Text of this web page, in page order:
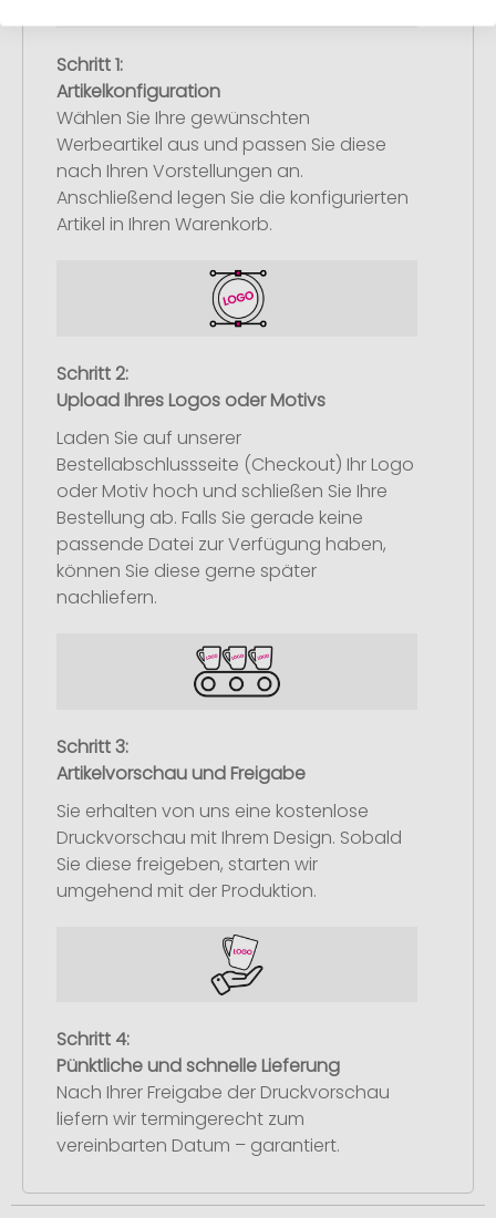
Schritt 1:
Artikelkonfiguration
Wählen Sie Ihre gewünschten
Werbeartikel aus und passen Sie diese
nach Ihren Vorstellungen an.
Anschließend legen Sie die konfigurierten
Artikel in Ihren Warenkorb.
Schritt 2:
Upload Ihres Logos oder Motivs
Laden Sie auf unserer
Bestellabschlussseite (Checkout) Ihr Logo
oder Motiv hoch und schließen Sie Ihre
Bestellung ab. Falls Sie gerade keine
passende Datei zur Verfügung haben,
können Sie diese gerne später
nachliefern.
Schritt 3:
Artikelvorschau und Freigabe
Sie erhalten von uns eine kostenlose
Druckvorschau mit Ihrem Design. Sobald
Sie diese freigeben, starten wir
umgehend mit der Produktion.
Schritt 4:
Pünktliche und schnelle Lieferung
Nach Ihrer Freigabe der Druckvorschau
liefern wir termingerecht zum
vereinbarten Datum – garantiert.